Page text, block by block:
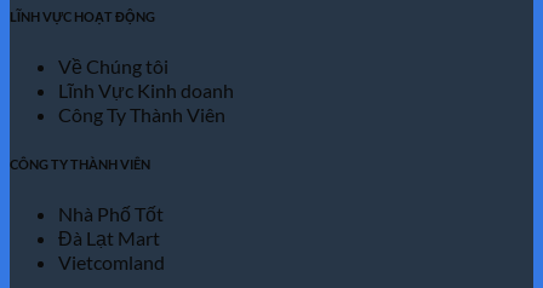
LĨNH VỰC HOẠT ĐỘNG
Về Chúng tôi
Lĩnh Vực Kinh doanh
Công Ty Thành Viên
CÔNG TY THÀNH VIÊN
Nhà Phố Tốt
Đà Lạt Mart
Vietcomland